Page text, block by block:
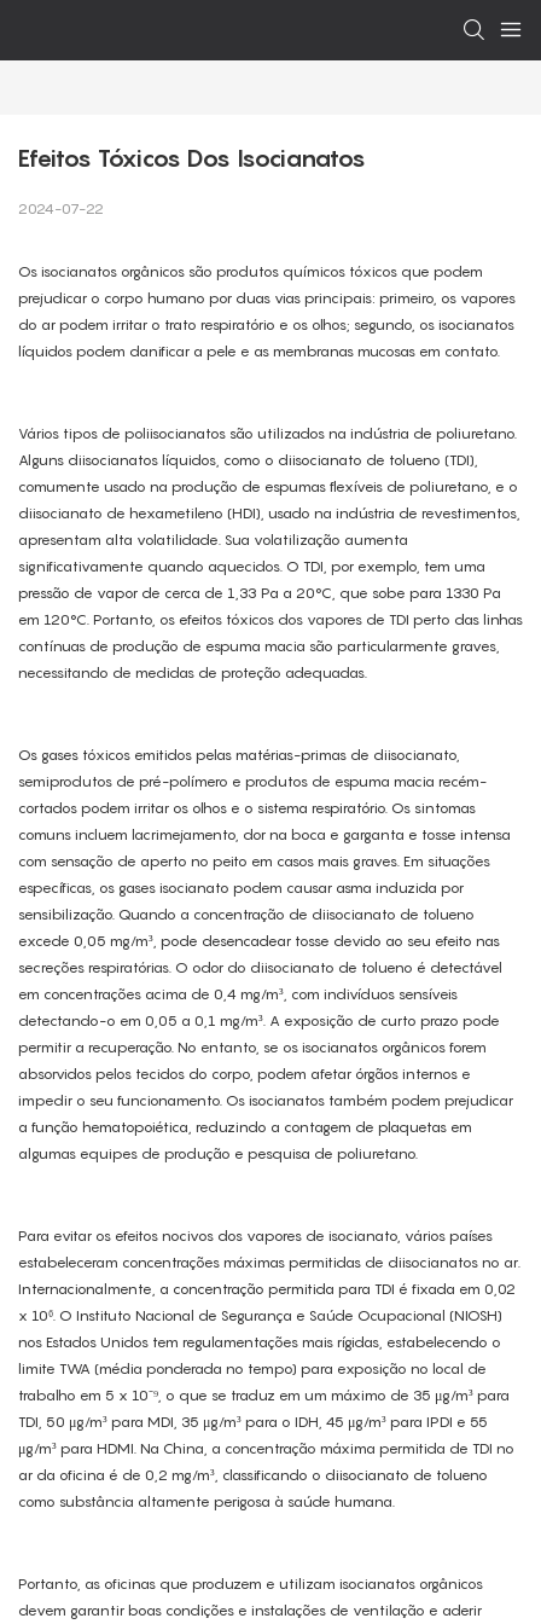
Efeitos Tóxicos Dos Isocianatos
2024-07-22
Os isocianatos orgânicos são produtos químicos tóxicos que podem
prejudicar o corpo humano por duas vias principais: primeiro, os vapores
do ar podem irritar o trato respiratório e os olhos; segundo, os isocianatos
líquidos podem danificar a pele e as membranas mucosas em contato.
Vários tipos de poliisocianatos são utilizados na indústria de poliuretano.
Alguns diisocianatos líquidos, como o diisocianato de tolueno (TDI),
comumente usado na produção de espumas flexíveis de poliuretano, e o
diisocianato de hexametileno (HDI), usado na indústria de revestimentos,
apresentam alta volatilidade. Sua volatilização aumenta
significativamente quando aquecidos. O TDI, por exemplo, tem uma
pressão de vapor de cerca de 1,33 Pa a 20°C, que sobe para 1330 Pa
em 120°C. Portanto, os efeitos tóxicos dos vapores de TDI perto das linhas
contínuas de produção de espuma macia são particularmente graves,
necessitando de medidas de proteção adequadas.
Os gases tóxicos emitidos pelas matérias-primas de diisocianato,
semiprodutos de pré-polímero e produtos de espuma macia recém-
cortados podem irritar os olhos e o sistema respiratório. Os sintomas
comuns incluem lacrimejamento, dor na boca e garganta e tosse intensa
com sensação de aperto no peito em casos mais graves. Em situações
específicas, os gases isocianato podem causar asma induzida por
sensibilização. Quando a concentração de diisocianato de tolueno
excede 0,05 mg/m³, pode desencadear tosse devido ao seu efeito nas
secreções respiratórias. O odor do diisocianato de tolueno é detectável
em concentrações acima de 0,4 mg/m³, com indivíduos sensíveis
detectando-o em 0,05 a 0,1 mg/m³. A exposição de curto prazo pode
permitir a recuperação. No entanto, se os isocianatos orgânicos forem
absorvidos pelos tecidos do corpo, podem afetar órgãos internos e
impedir o seu funcionamento. Os isocianatos também podem prejudicar
a função hematopoiética, reduzindo a contagem de plaquetas em
algumas equipes de produção e pesquisa de poliuretano.
Para evitar os efeitos nocivos dos vapores de isocianato, vários países
estabeleceram concentrações máximas permitidas de diisocianatos no ar.
Internacionalmente, a concentração permitida para TDI é fixada em 0,02
x 10⁶. O Instituto Nacional de Segurança e Saúde Ocupacional (NIOSH)
nos Estados Unidos tem regulamentações mais rígidas, estabelecendo o
limite TWA (média ponderada no tempo) para exposição no local de
trabalho em 5 x 10⁻⁹, o que se traduz em um máximo de 35 μg/m³ para
TDI, 50 μg/m³ para MDI, 35 μg/m³ para o IDH, 45 μg/m³ para IPDI e 55
μg/m³ para HDMI. Na China, a concentração máxima permitida de TDI no
ar da oficina é de 0,2 mg/m³, classificando o diisocianato de tolueno
como substância altamente perigosa à saúde humana.
Portanto, as oficinas que produzem e utilizam isocianatos orgânicos
devem garantir boas condições e instalações de ventilação e aderir